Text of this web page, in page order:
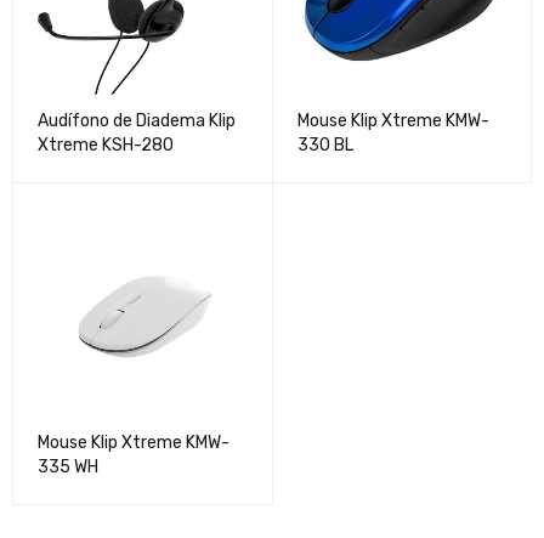
Audífono de Diadema Klip
Xtreme KSH-280
Mouse Klip Xtreme KMW-
330 BL
Mouse Klip Xtreme KMW-
335 WH